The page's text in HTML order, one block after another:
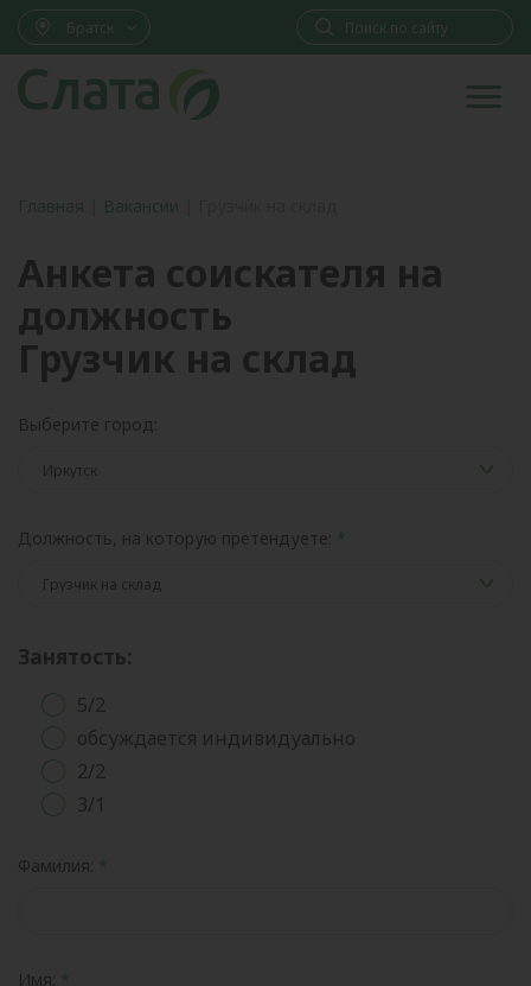
Братск
Главная Вакансии
Анкета соискателя на
должность
Грузчик на склад
Выберите город:
Должность, на которую претендуете:
Занятость:
5/2
обсуждается индивидуально
2/2
3/1
Фамилия:
Имя: